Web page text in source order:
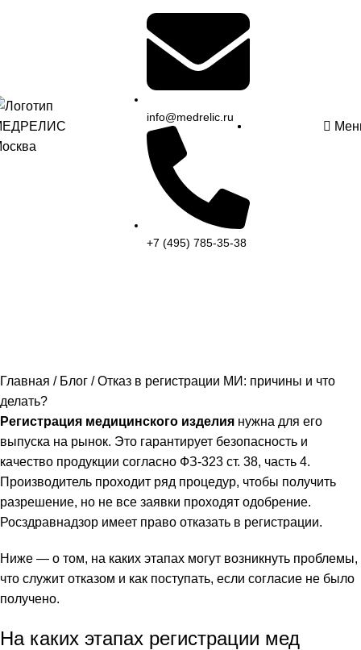
info@medrelic.ru
+7 (495) 785-35-38
Главная / Блог /Отказ в регистрации МИ: причины и что
делать?
Регистрация медицинского изделия нужна для его
выпуска на рынок. Это гарантирует безопасность и
качество продукции согласно ФЗ-323 ст. 38, часть 4.
Производитель проходит ряд процедур, чтобы получить
разрешение, но не все заявки проходят одобрение.
Росздравнадзор имеет право отказать в регистрации.
Ниже — о том, на каких этапах могут возникнуть проблемы,
что служит отказом и как поступать, если согласие не было
получено.
На каких этапах регистрации мед